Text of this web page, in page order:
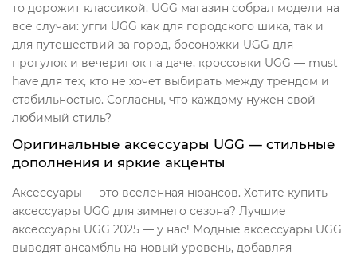
то дорожит классикой. UGG магазин собрал модели на
все случаи: угги UGG как для городского шика, так и
для путешествий за город, босоножки UGG для
прогулок и вечеринок на даче, кроссовки UGG — must
have для тех, кто не хочет выбирать между трендом и
стабильностью. Согласны, что каждому нужен свой
любимый стиль?
Оригинальные аксессуары UGG — стильные
дополнения и яркие акценты
Аксессуары — это вселенная нюансов. Хотите купить
аксессуары UGG для зимнего сезона? Лучшие
аксессуары UGG 2025 — у нас! Модные аксессуары UGG
выводят ансамбль на новый уровень, добавляя